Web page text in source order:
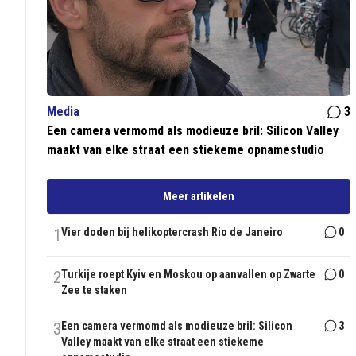
Media
3
Een camera vermomd als modieuze bril: Silicon Valley
maakt van elke straat een stiekeme opnamestudio
Meer artikelen
1Vier doden bij helikoptercrash Rio de Janeiro 0
2Turkije roept Kyiv en Moskou op aanvallen op Zwarte
Zee te staken
0
3 Een camera vermomd als modieuze bril: Silicon
Valley maakt van elke straat een stiekeme
3